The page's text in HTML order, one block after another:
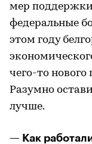
мер
федеральные
этом году
чего-то
Разумно
лучше.
— Как